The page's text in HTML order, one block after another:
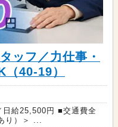
ッフ／力仕事・
40-19）
給25,500円 ■交通費全
り）＞ ...